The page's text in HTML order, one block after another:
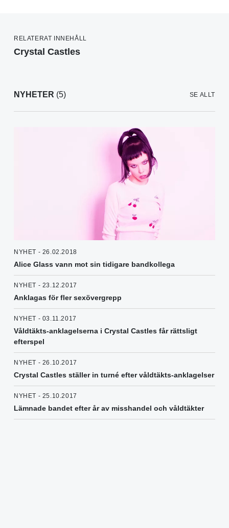
RELATERAT INNEHÅLL
Crystal Castles
NYHETER (5) SE ALLT
NYHET - 26.02.2018
Alice Glass vann mot sin tidigare bandkollega
NYHET - 23.12.2017
Anklagas för fler sexövergrepp
NYHET - 03.11.2017
Våldtäkts-anklagelserna i Crystal Castles får rättsligt
efterspel
NYHET - 26.10.2017
Crystal Castles ställer in turné efter våldtäkts-anklagelser
NYHET - 25.10.2017
Lämnade bandet efter år av misshandel och våldtäkter